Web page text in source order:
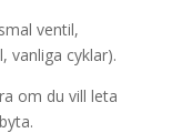
ventil,
vanliga cyklar).
om du vill leta